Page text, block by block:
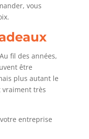
vous
fil des années,
être
plus autant le
vraiment très
entreprise